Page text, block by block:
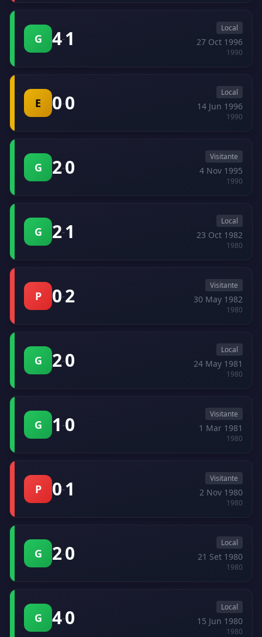
G 4-1 Local
27 Oct 1996
1990
E 0-0 Local
14 Jun 1996
1990
G 2-0 Visitante
4 Nov 1995
1990
G 2-1 Local
23 Oct 1982
1980
P 0-2 Visitante
30 May 1982
1980
G 2-0 Local
24 May 1981
1980
G 1 -0 Visitante
1 Mar 1981
1980
P 0-1 Visitante
2 Nov 1980
1980
G 2-0 Local
21 Set 1980
1980
G 4-0 Local
15 Jun 1980
1980